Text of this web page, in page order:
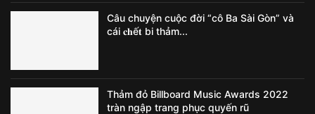
Câu chuyện cuộc đời “cô Ba Sài Gòn” và
cái 𝐜𝐡ế𝐭 bi thảm...
Thảm đỏ Billboard Music Awards 2022
tràn ngập trang phục quyến rũ